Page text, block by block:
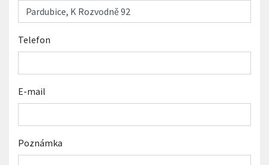
Telefon
E-mail
Poznámka